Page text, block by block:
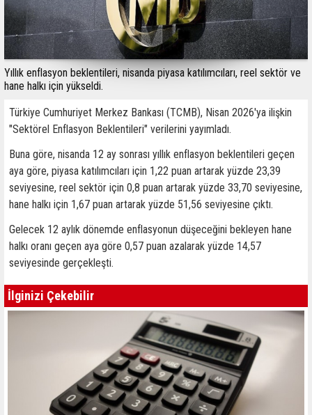
Yıllık enflasyon beklentileri, nisanda piyasa katılımcıları, reel sektör ve
hane halkı için yükseldi.
Türkiye Cumhuriyet Merkez Bankası (TCMB), Nisan 2026'ya ilişkin
"Sektörel Enflasyon Beklentileri" verilerini yayımladı.
Buna göre, nisanda 12 ay sonrası yıllık enflasyon beklentileri geçen
aya göre, piyasa katılımcıları için 1,22 puan artarak yüzde 23,39
seviyesine, reel sektör için 0,8 puan artarak yüzde 33,70 seviyesine,
hane halkı için 1,67 puan artarak yüzde 51,56 seviyesine çıktı.
Gelecek 12 aylık dönemde enflasyonun düşeceğini bekleyen hane
halkı oranı geçen aya göre 0,57 puan azalarak yüzde 14,57
seviyesinde gerçekleşti.
İlginizi Çekebilir